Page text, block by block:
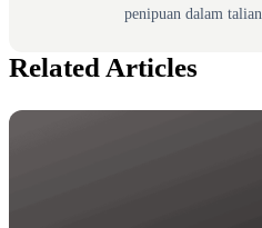
penipuan dalam talian.
Related Articles